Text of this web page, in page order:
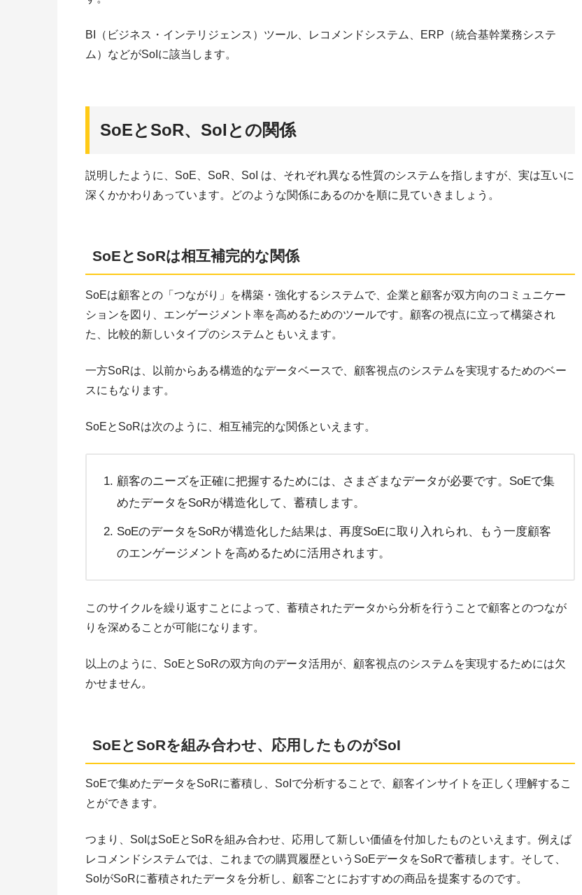
BI（ビジネス・インテリジェンス）ツール、レコメンドシステム、ERP（統合基幹業務システ
ム）などがSoIに該当します。
SoEとSoR、SoIとの関係
説明したように、SoE、SoR、SoI は、それぞれ異なる性質のシステムを指しますが、実は互いに
深くかかわりあっています。どのような関係にあるのかを順に見ていきましょう。
SoEとSoRは相互補完的な関係
SoEは顧客との「つながり」を構築・強化するシステムで、企業と顧客が双方向のコミュニケー
ションを図り、エンゲージメント率を高めるためのツールです。顧客の視点に立って構築され
た、比較的新しいタイプのシステムともいえます。
一方SoRは、以前からある構造的なデータベースで、顧客視点のシステムを実現するためのベー
スにもなります。
SoEとSoRは次のように、相互補完的な関係といえます。
顧客のニーズを正確に把握するためには、さまざまなデータが必要です。SoEで集
めたデータをSoRが構造化して、蓄積します。
SoEのデータをSoRが構造化した結果は、再度SoEに取り入れられ、もう一度顧客
のエンゲージメントを高めるために活用されます。
このサイクルを繰り返すことによって、蓄積されたデータから分析を行うことで顧客とのつなが
りを深めることが可能になります。
以上のように、SoEとSoRの双方向のデータ活用が、顧客視点のシステムを実現するためには欠
かせません。
SoEとSoRを組み合わせ、応用したものがSoI
SoEで集めたデータをSoRに蓄積し、SoIで分析することで、顧客インサイトを正しく理解するこ
とができます。
つまり、SoIはSoEとSoRを組み合わせ、応用して新しい価値を付加したものといえます。例えば
レコメンドシステムでは、これまでの購買履歴というSoEデータをSoRで蓄積します。そして、
SoIがSoRに蓄積されたデータを分析し、顧客ごとにおすすめの商品を提案するのです。